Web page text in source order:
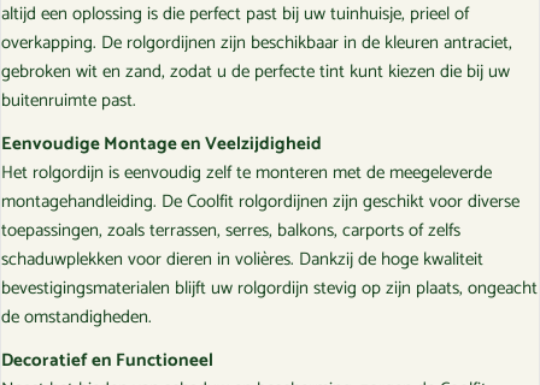
altijd een oplossing is die perfect past bij uw tuinhuisje, prieel of
overkapping. De rolgordijnen zijn beschikbaar in de kleuren antraciet,
gebroken wit en zand, zodat u de perfecte tint kunt kiezen die bij uw
buitenruimte past.
Eenvoudige Montage en Veelzijdigheid
Het rolgordijn is eenvoudig zelf te monteren met de meegeleverde
montagehandleiding. De Coolfit rolgordijnen zijn geschikt voor diverse
toepassingen, zoals terrassen, serres, balkons, carports of zelfs
schaduwplekken voor dieren in volières. Dankzij de hoge kwaliteit
bevestigingsmaterialen blijft uw rolgordijn stevig op zijn plaats, ongeacht
de omstandigheden.
Decoratief en Functioneel